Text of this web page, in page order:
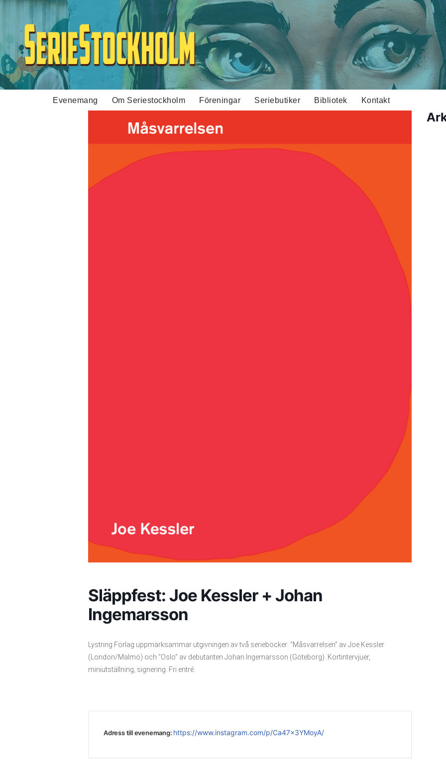
Hoppa
innehåll
Evenemang Om Seriestockholm Föreningar Seriebutiker Bibliotek Kontakt
Släppfest: Joe Kessler + Johan
Ingemarsson
Lystring Förlag uppmärksammar utgivningen av två serieböcker: “Måsvarrelsen” av Joe Kessler
(London/Malmö) och “Oslo” av debutanten Johan Ingemarsson (Göteborg). Kortintervjuer,
miniutställning, signering. Fri entré.
Adress till evenemang: https://www.instagram.com/p/Ca47x3YMoyA/